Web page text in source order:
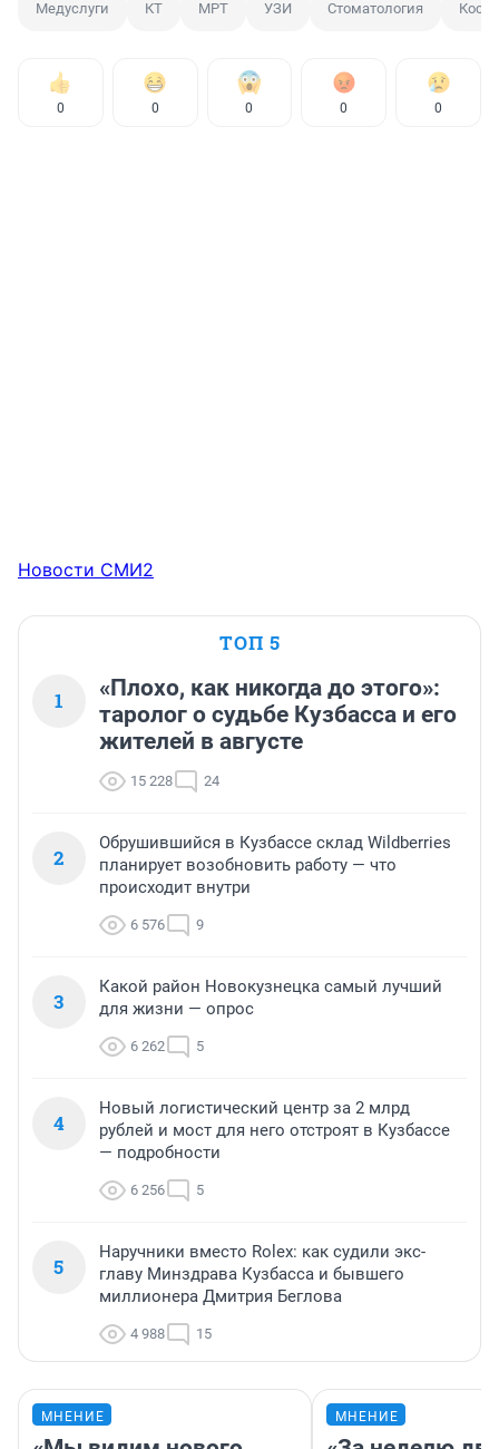
Медуслуги КТ МРТ УЗИ Стоматология
0 0 0 0 0
Новости СМИ2
ТОП 5
1
«Плохо, как никогда до этого»:
таролог о судьбе Кузбасса и его
жителей в августе
15 228 24
2
Обрушившийся в Кузбассе склад Wildberries
планирует возобновить работу — что
происходит внутри
6 576 9
3
Какой район Новокузнецка самый лучший
для жизни — опрос
6 262 5
4
Новый логистический центр за 2 млрд
рублей и мост для него отстроят в Кузбассе
— подробности
6 256 5
5
Наручники вместо Rolex: как судили экс-
главу Минздрава Кузбасса и бывшего
миллионера Дмитрия Беглова
4 988 15
МНЕНИЕ МНЕНИЕ